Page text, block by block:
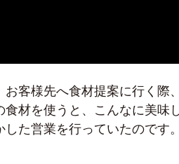
お客様先へ食材提案に行く際
食材を使うと、こんなに美
した営業を行っていたのです。